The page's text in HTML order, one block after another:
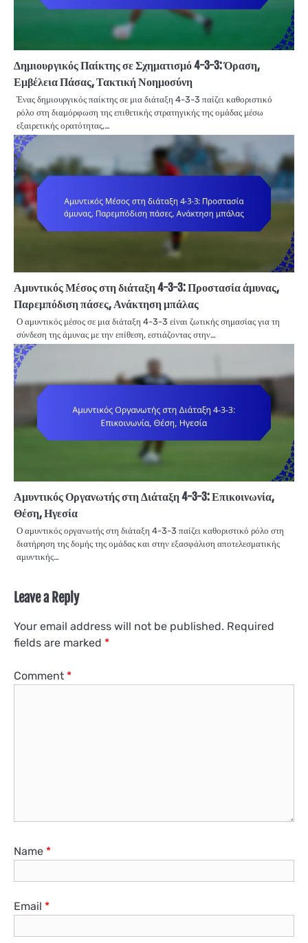
Δημιουργικός Παίκτης σε Σχηματισμό 4-3-3: Όραση,
Εμβέλεια Πάσας, Τακτική Νοημοσύνη
Ένας δημιουργικός παίκτης σε μια διάταξη 4-3-3 παίζει καθοριστικό
ρόλο στη διαμόρφωση της επιθετικής στρατηγικής της ομάδας μέσω
εξαιρετικής ορατότητας,…
Αμυντικός Μέσος στη διάταξη 4-3-3: Προστασία άμυνας,
Παρεμπόδιση πάσες, Ανάκτηση μπάλας
Ο αμυντικός μέσος σε μια διάταξη 4-3-3 είναι ζωτικής σημασίας για τη
σύνδεση της άμυνας με την επίθεση, εστιάζοντας στην…
Αμυντικός Οργανωτής στη Διάταξη 4-3-3: Επικοινωνία,
Θέση, Ηγεσία
Ο αμυντικός οργανωτής στη διάταξη 4-3-3 παίζει καθοριστικό ρόλο στη
διατήρηση της δομής της ομάδας και στην εξασφάλιση αποτελεσματικής
αμυντικής…
Leave a Reply
Your email address will not be published. Required
fields are marked *
Comment *
Name *
Email *